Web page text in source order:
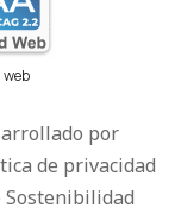
por
de privacidad